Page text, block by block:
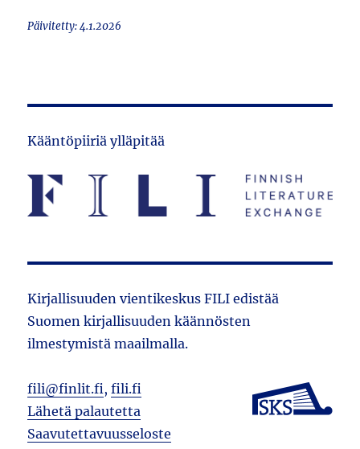
Päivitetty: 4.1.2026
Kääntöpiiriä ylläpitää
Kirjallisuuden vientikeskus FILI edistää
Suomen kirjallisuuden käännösten
ilmestymistä maailmalla.
fili@finlit.fi,fili.fi
Lähetä palautetta
Saavutettavuusseloste